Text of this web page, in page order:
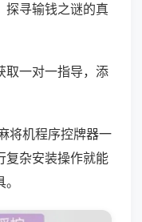
探寻输钱之谜的真
取一对一指导，添
将机程序控牌器一
复杂安装操作就能